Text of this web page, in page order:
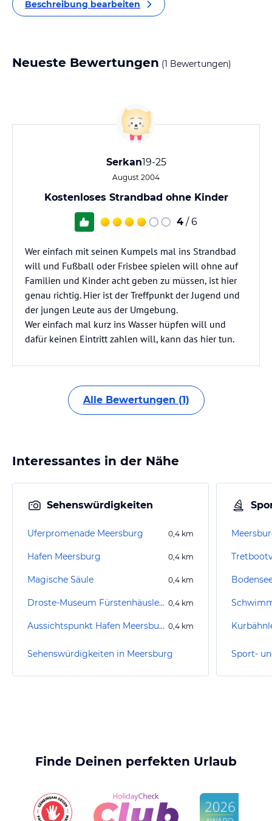
Beschreibung bearbeiten
Neueste Bewertungen (1 Bewertungen)
Serkan19-25
August 2004
Kostenloses Strandbad ohne Kinder
4 / 6
Wer einfach mit seinen Kumpels mal ins Strandbad
will und Fußball oder Frisbee spielen will ohne auf
Familien und Kinder acht geben zu müssen, ist hier
genau richtig. Hier ist der Treffpunkt der Jugend und
der jungen Leute aus der Umgebung.
Wer einfach mal kurz ins Wasser hüpfen will und
dafür keinen Eintritt zahlen will, kann das hier tun.
Alle Bewertungen (1)
Interessantes in der Nähe
Sehenswürdigkeiten
Uferpromenade Meersburg 0,4 km
Hafen Meersburg 0,4 km
Magische Säule 0,4 km
Droste-Museum Fürstenhäusle Meersburg 0,4 km
Aussichtspunkt Hafen Meersburg 0,4 km
Sehenswürdigkeiten in Meersburg
Finde Deinen perfekten Urlaub